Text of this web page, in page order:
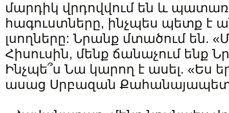
մարդիկ վրդովվում են և
հագուստները, ինչպես պետք է
լսողները: Նրանք մտածում են.
Հիսուսին, մենք ճանաչում ենք
Ինչպե՞ս Նա կարող է ասել. «Ես
ասաց Սրբազան